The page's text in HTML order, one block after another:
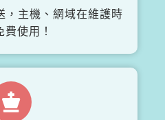
，主機、網域在維護時
費使用！